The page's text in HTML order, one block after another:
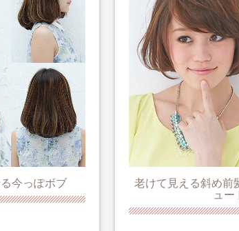
今っぽボブ
老けて見える斜め前
ュー